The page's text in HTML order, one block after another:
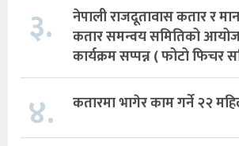
३.
नेपाली राजदूतावास कतार र
कतार समन्वय समितिको
कार्यक्रम सप्पन्न ( फोटो फिचर
४. कतारमा भागेर काम गर्ने २२